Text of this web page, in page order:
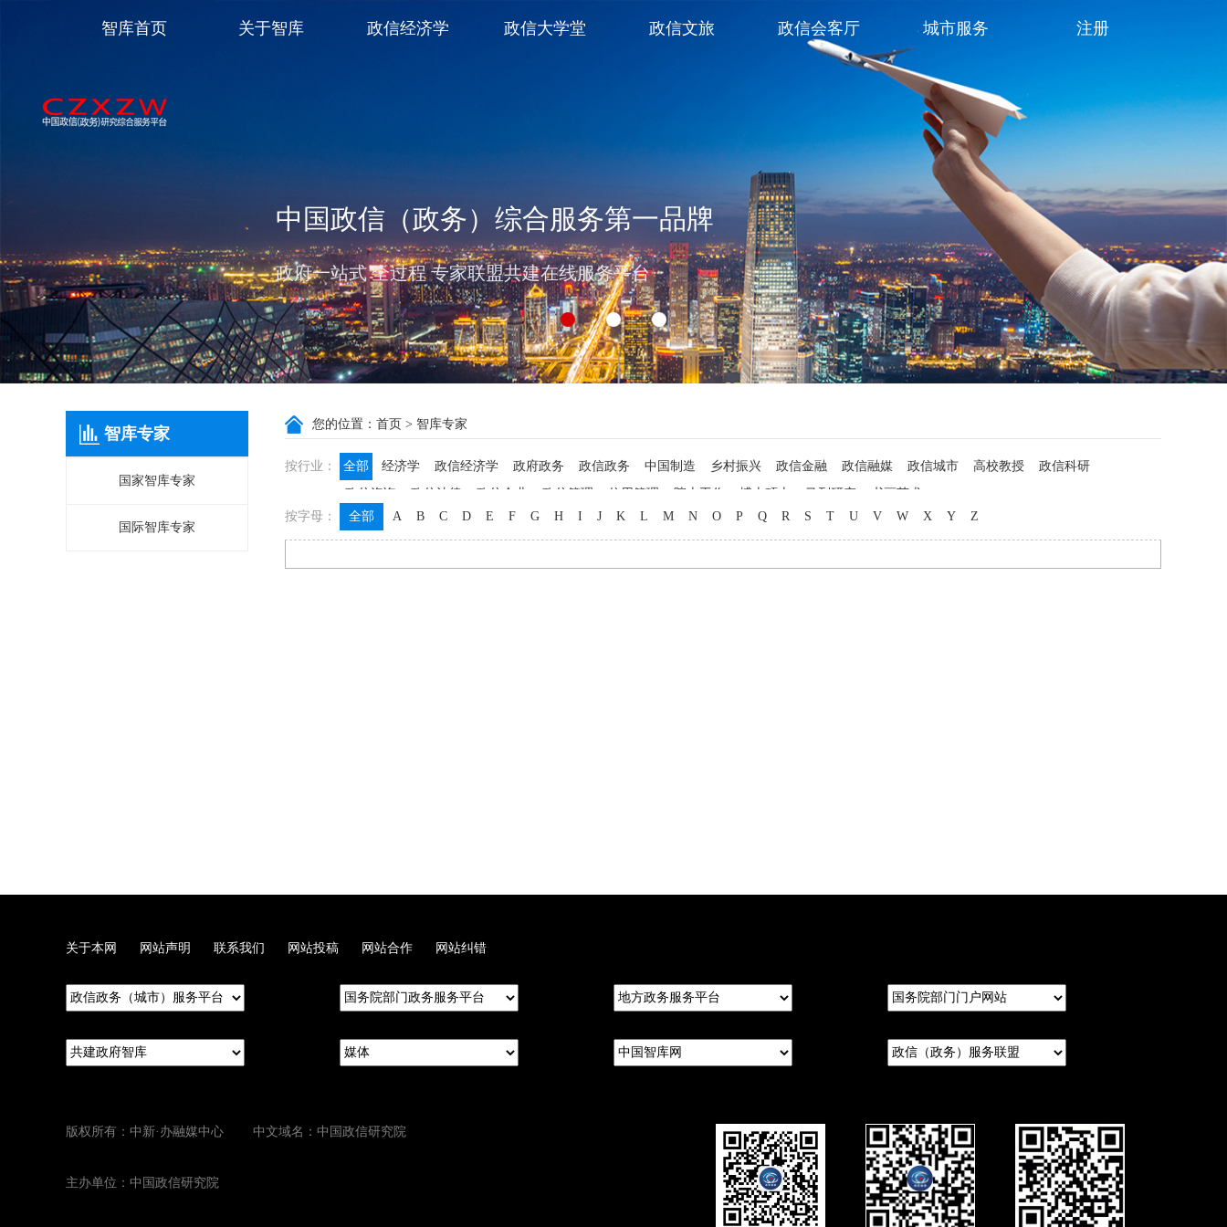
中国政信（政务）综合服务第一品牌
政府一站式 全过程 专家联盟共建在线服务平台
智库首页 关于智库 政信经济学 政信大学堂 政信文旅 政信会客厅 城市服务 注册
智库专家
国家智库专家
国际智库专家
您的位置： 首页 > 智库专家
按行业： 全部 经济学 政信经济学 政府政务 政信政务 中国制造 乡村振兴 政信金融 政信融媒 政信城市 高校教授
政信科研
政信咨询
政信法律 政信企业 政信管理 信用管理 院士工作 博士硕士 马列研究
书画艺术
按字母：
全部 A B C D E F G H I J K L M N O P Q R S T U V W X Y Z
关于本网 网站声明 联系我们 网站投稿 网站合作 网站纠错
版权所有：中新·办融媒中心 中文域名：中国政信研究院
主办单位：中国政信研究院